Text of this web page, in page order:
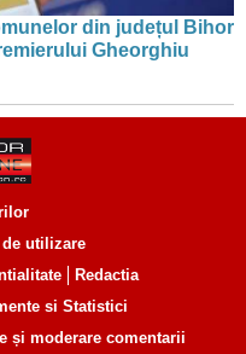
din județul Bihor
Gheorghiu
utilizare
Redactia
și moderare comentarii